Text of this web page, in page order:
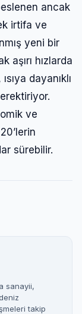
ancak
irtifa ve
yeni bir
aşırı hızlarda
dayanıklı
ve
sürebilir.
sanayii,
takip